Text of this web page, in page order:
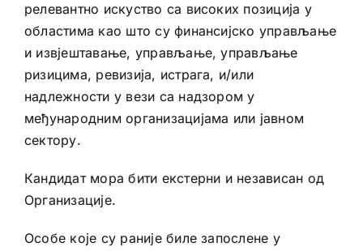
релевантно искуство са високих позиција у
областима као што су финансијско управљање
и извјештавање, управљање, управљање
ризицима, ревизија, истрага, и/или
надлежности у вези са надзором у
међународним организацијама или јавном
сектору.
Кандидат мора бити екстерни и независан од
Организације.
Особе које су раније биле запослене у